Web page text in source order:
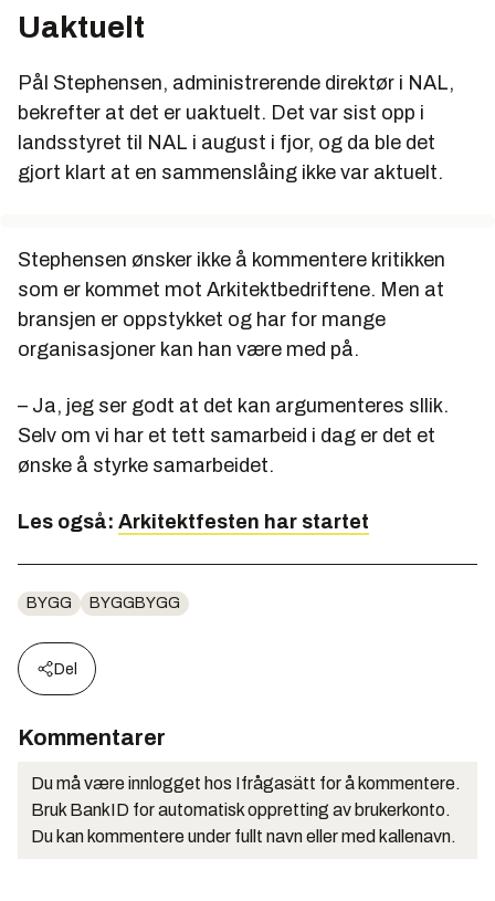
Uaktuelt
Pål Stephensen, administrerende direktør i NAL,
bekrefter at det er uaktuelt. Det var sist opp i
landsstyret til NAL i august i fjor, og da ble det
gjort klart at en sammenslåing ikke var aktuelt.
Stephensen ønsker ikke å kommentere kritikken
som er kommet mot Arkitektbedriftene. Men at
bransjen er oppstykket og har for mange
organisasjoner kan han være med på.
– Ja, jeg ser godt at det kan argumenteres sllik.
Selv om vi har et tett samarbeid i dag er det et
ønske å styrke samarbeidet.
Les også: Arkitektfesten har startet
BYGG BYGGBYGG
Del
Kommentarer
Du må være innlogget hos Ifrågasätt for å kommentere.
Bruk BankID for automatisk oppretting av brukerkonto.
Du kan kommentere under fullt navn eller med kallenavn.